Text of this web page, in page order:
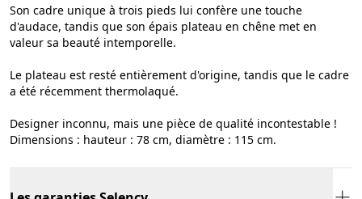
Son cadre unique à trois pieds lui confère une touche
d'audace, tandis que son épais plateau en chêne met en
valeur sa beauté intemporelle.
Le plateau est resté entièrement d'origine, tandis que le cadre
a été récemment thermolaqué.
Designer inconnu, mais une pièce de qualité incontestable !
Dimensions : hauteur : 78 cm, diamètre : 115 cm.